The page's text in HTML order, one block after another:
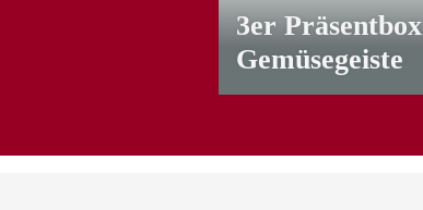
3er Präsentbox
Gemüsegeiste
38,00 €*